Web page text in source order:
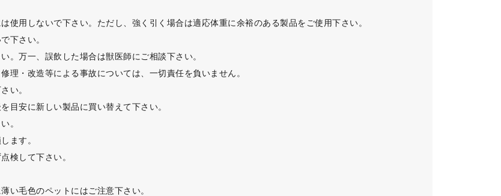
使用しないで下さい。ただし、強く引く場合は適応体重に余裕のある製品をご使用下さい。
下さい。
。万一、誤飲した場合は獣医師にご相談下さい。
理・改造等による事故については、一切責任を負いません。
い。
目安に新しい製品に買い替えて下さい。
。
ます。
検して下さい。
い毛色のペットにはご注意下さい。